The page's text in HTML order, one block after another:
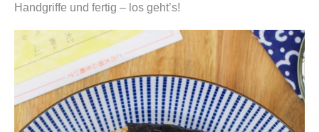
Handgriffe und fertig – los geht’s!